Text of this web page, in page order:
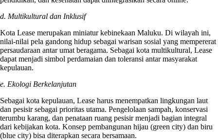
d. Multikultural dan Inklusif
Kota Lease merupakan miniatur kebinekaan Maluku. Di wilayah ini,
nilai-nilai pela gandong hidup sebagai warisan sosial yang mempererat
persaudaraan antar umat beragama. Sebagai kota multikultural, Lease
dapat menjadi simbol perdamaian dan toleransi antar masyarakat
kepulauan.
e. Ekologi Berkelanjutan
Sebagai kota kepulauan, Lease harus menempatkan lingkungan laut
dan pesisir sebagai prioritas utama. Pengelolaan sampah, konservasi
terumbu karang, dan penataan ruang pesisir menjadi bagian integral
dari kebijakan kota. Konsep pembangunan hijau (green city) dan biru
(blue city) bisa diterapkan secara bersamaan.